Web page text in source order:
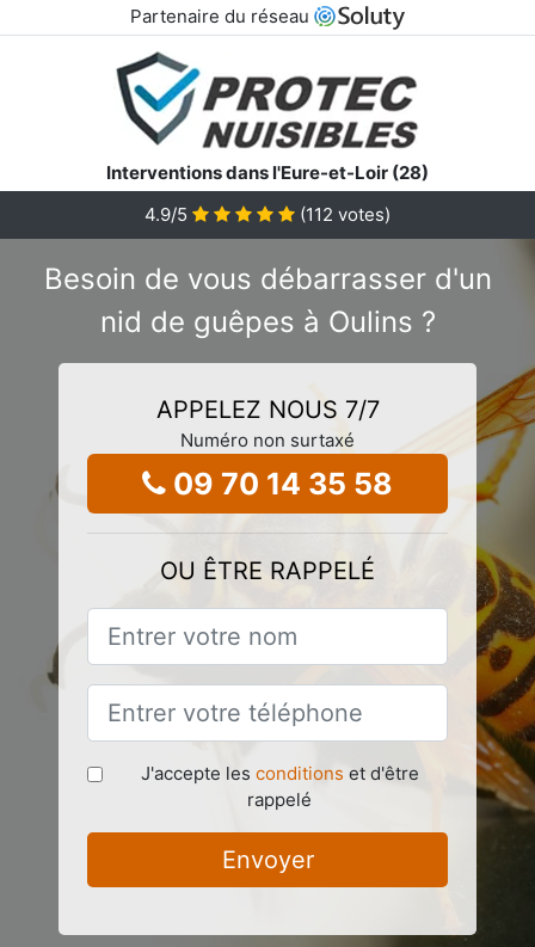
Partenaire du réseau
Interventions dans l'Eure-et-Loir (28)
4.9/5 (112 votes)
Besoin de vous débarrasser d'un
nid de guêpes à Oulins ?
APPELEZ NOUS 7/7
Numéro non surtaxé
09 70 14 35 58
OU ÊTRE RAPPELÉ
J'accepte les conditions et d'être
rappelé
Envoyer